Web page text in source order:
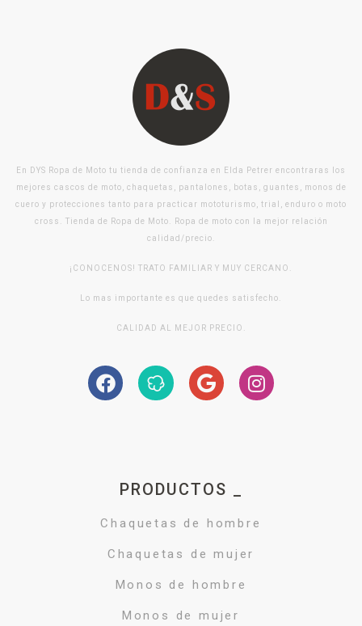
En DYS Ropa de Moto tu tienda de confianza en Elda Petrer encontraras los
mejores cascos de moto, chaquetas, pantalones, botas, guantes, monos de
cuero y protecciones tanto para practicar mototurismo, trial, enduro o moto
cross. Tienda de Ropa de Moto. Ropa de moto con la mejor relación
calidad/precio.
¡CONOCENOS! TRATO FAMILIAR Y MUY CERCANO.
Lo mas importante es que quedes satisfecho.
CALIDAD AL MEJOR PRECIO.
PRODUCTOS _
Chaquetas de hombre
Chaquetas de mujer
Monos de hombre
Monos de mujer